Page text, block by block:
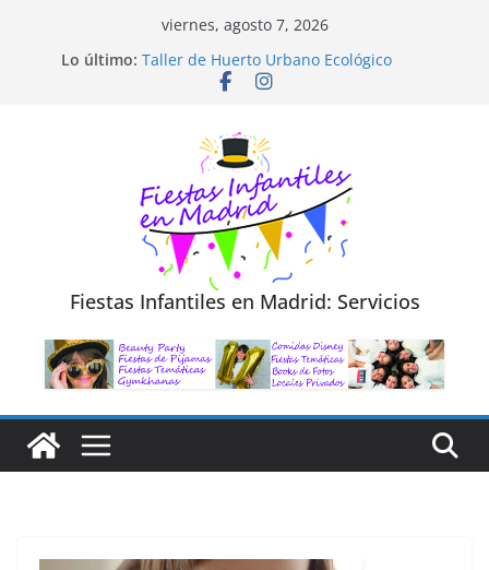
viernes, agosto 7, 2026
Lo último: Taller de Huerto Urbano Ecológico
TALLER FOTOGRAFÍA LA NATURALEZA
Trivial Virtual para niños
Fiestas Infantiles en Madrid: Servicios